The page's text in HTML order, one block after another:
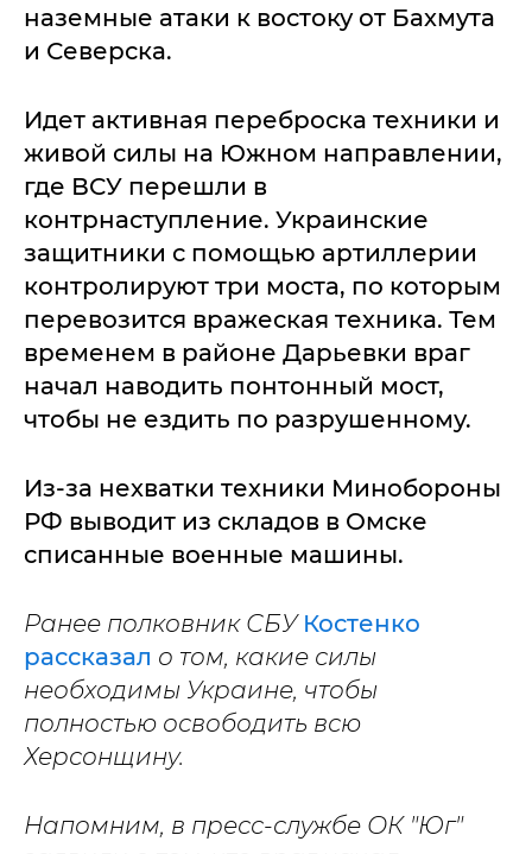
наземные атаки к востоку от Бахмута
и Северска.
Идет активная переброска техники и
живой силы на Южном направлении,
где ВСУ перешли в
контрнаступление. Украинские
защитники с помощью артиллерии
контролируют три моста, по которым
перевозится вражеская техника. Тем
временем в районе Дарьевки враг
начал наводить понтонный мост,
чтобы не ездить по разрушенному.
Из-за нехватки техники Минобороны
РФ выводит из складов в Омске
списанные военные машины.
Ранее полковник СБУ Костенко
рассказал о том, какие силы
необходимы Украине, чтобы
полностью освободить всю
Херсонщину.
Напомним, в пресс-службе ОК "Юг"